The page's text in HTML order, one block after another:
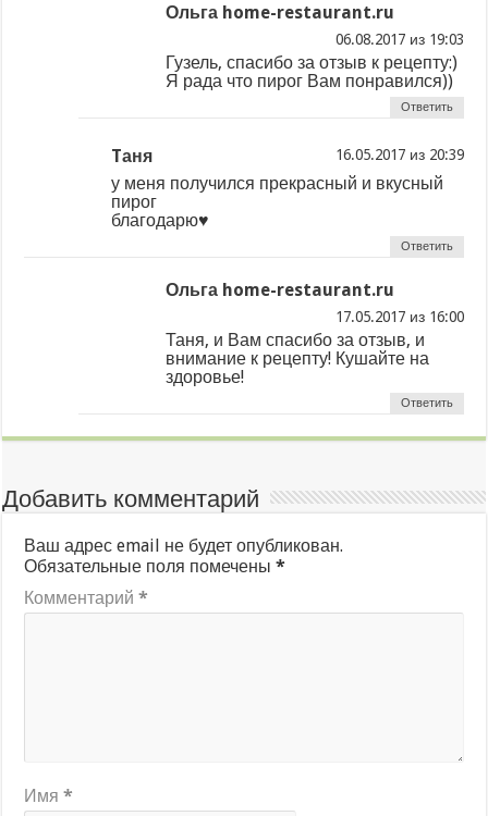
Ольга home-restaurant.ru
из
Гузель, спасибо за отзыв к рецепту:)
Я рада что пирог Вам понравился))
Ответить
Tаня из
у меня получился прекрасный и вкусный
пирог
благодарю♥
Ответить
Ольга home-restaurant.ru
из
Таня, и Вам спасибо за отзыв, и
внимание к рецепту! Кушайте на
здоровье!
Ответить
Добавить комментарий
Ваш адрес email не будет опубликован.
Обязательные поля помечены*
Комментарий*
Имя*